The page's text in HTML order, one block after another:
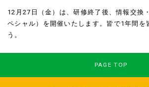
12月27日（金）は、研修終了後、情報交換
ペシャル）を開催いたします。皆で1年間を
う。
PAGE TOP